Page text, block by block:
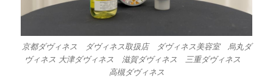
京都ダヴィネス ダヴィネス取扱店 ダヴィネス美容室 烏丸ダ
ヴィネス 大津ダヴィネス 滋賀ダヴィネス 三重ダヴィネス
高槻ダヴィネス